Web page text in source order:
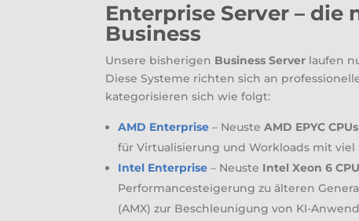
Enterprise Server – die
Business
Unsere bisherigen Business Server laufen
Diese Systeme richten sich an
kategorisieren sich wie folgt:
AMD Enterprise – NeusteAMD EPYC CPUs
für Virtualisierung und Workloads mit
Intel Enterprise – Neuste Intel Xeon 6
Performancesteigerung zu älteren
(AMX) zur Beschleunigung von KI-